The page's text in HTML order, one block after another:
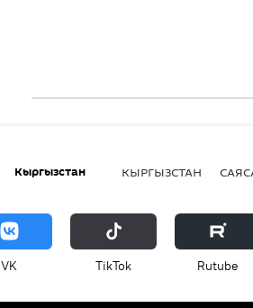
Кыргызстан КЫРГЫЗСТАН
VK ТikТоk Rutube